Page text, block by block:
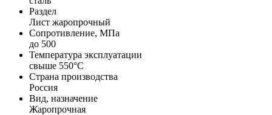
Раздел
Лист жаропрочный
Сопротивление, МПа
до 500
Температура эксплуатации
свыше 550°С
Страна производства
Россия
Вид, назначение
Жаропрочная